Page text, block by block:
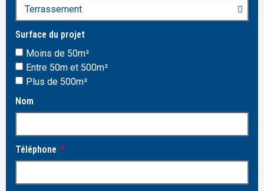
Surface du projet
Moins de 50m²
Entre 50m et 500m²
Plus de 500m²
Nom
Téléphone